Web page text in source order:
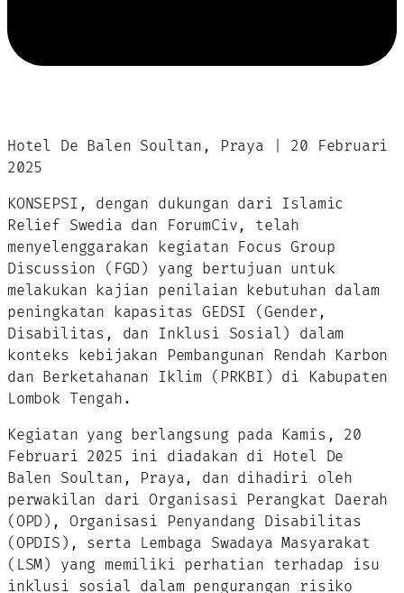
Hotel De Balen Soultan, Praya | 20 Februari
2025
KONSEPSI, dengan dukungan dari Islamic
Relief Swedia dan ForumCiv, telah
menyelenggarakan kegiatan Focus Group
Discussion (FGD) yang bertujuan untuk
melakukan kajian penilaian kebutuhan dalam
peningkatan kapasitas GEDSI (Gender,
Disabilitas, dan Inklusi Sosial) dalam
konteks kebijakan Pembangunan Rendah Karbon
dan Berketahanan Iklim (PRKBI) di Kabupaten
Lombok Tengah.
Kegiatan yang berlangsung pada Kamis, 20
Februari 2025 ini diadakan di Hotel De
Balen Soultan, Praya, dan dihadiri oleh
perwakilan dari Organisasi Perangkat Daerah
(OPD), Organisasi Penyandang Disabilitas
(OPDIS), serta Lembaga Swadaya Masyarakat
(LSM) yang memiliki perhatian terhadap isu
inklusi sosial dalam pengurangan risiko